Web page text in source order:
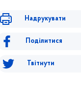
Надрукувати
Поділитися
Твітнути